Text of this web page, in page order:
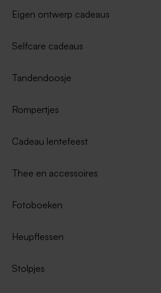
Eigen ontwerp cadeaus
Selfcare cadeaus
Tandendoosje
Rompertjes
Cadeau lentefeest
Thee en accessoires
Fotoboeken
Heupflessen
Stolpjes